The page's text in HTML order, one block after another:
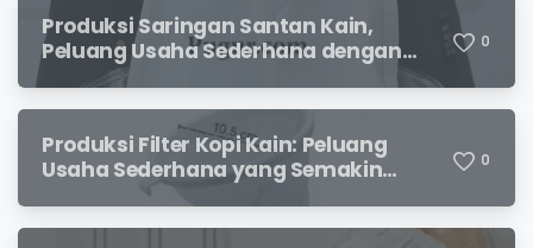
Produksi Saringan Santan Kain,
Peluang Usaha Sederhana dengan
Permintaan yang Terus Meningkat
0
Produksi Filter Kopi Kain: Peluang
Usaha Sederhana yang Semakin
Diminati Pecinta Kopi
0